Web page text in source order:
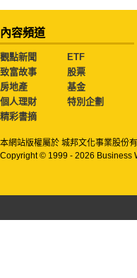
內容頻道
觀點新聞
ETF
致富故事
股票
房地產
基金
個人理財
特別企劃
精彩書摘
本網站版權屬於 城邦文化事業股份
Copyright © 1999 - 2026 Business